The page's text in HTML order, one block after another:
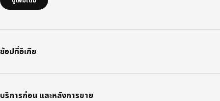
ช้อปที่อิเกีย
บริการก่อน และหลังการขาย